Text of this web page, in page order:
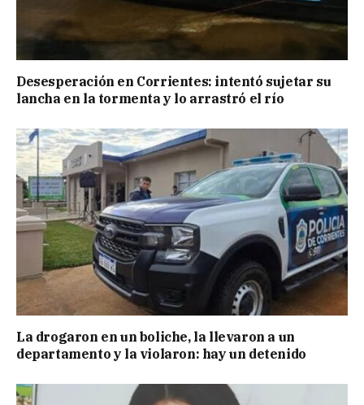
Desesperación en Corrientes: intentó sujetar su
lancha en la tormenta y lo arrastró el río
La drogaron en un boliche, la llevaron a un
departamento y la violaron: hay un detenido